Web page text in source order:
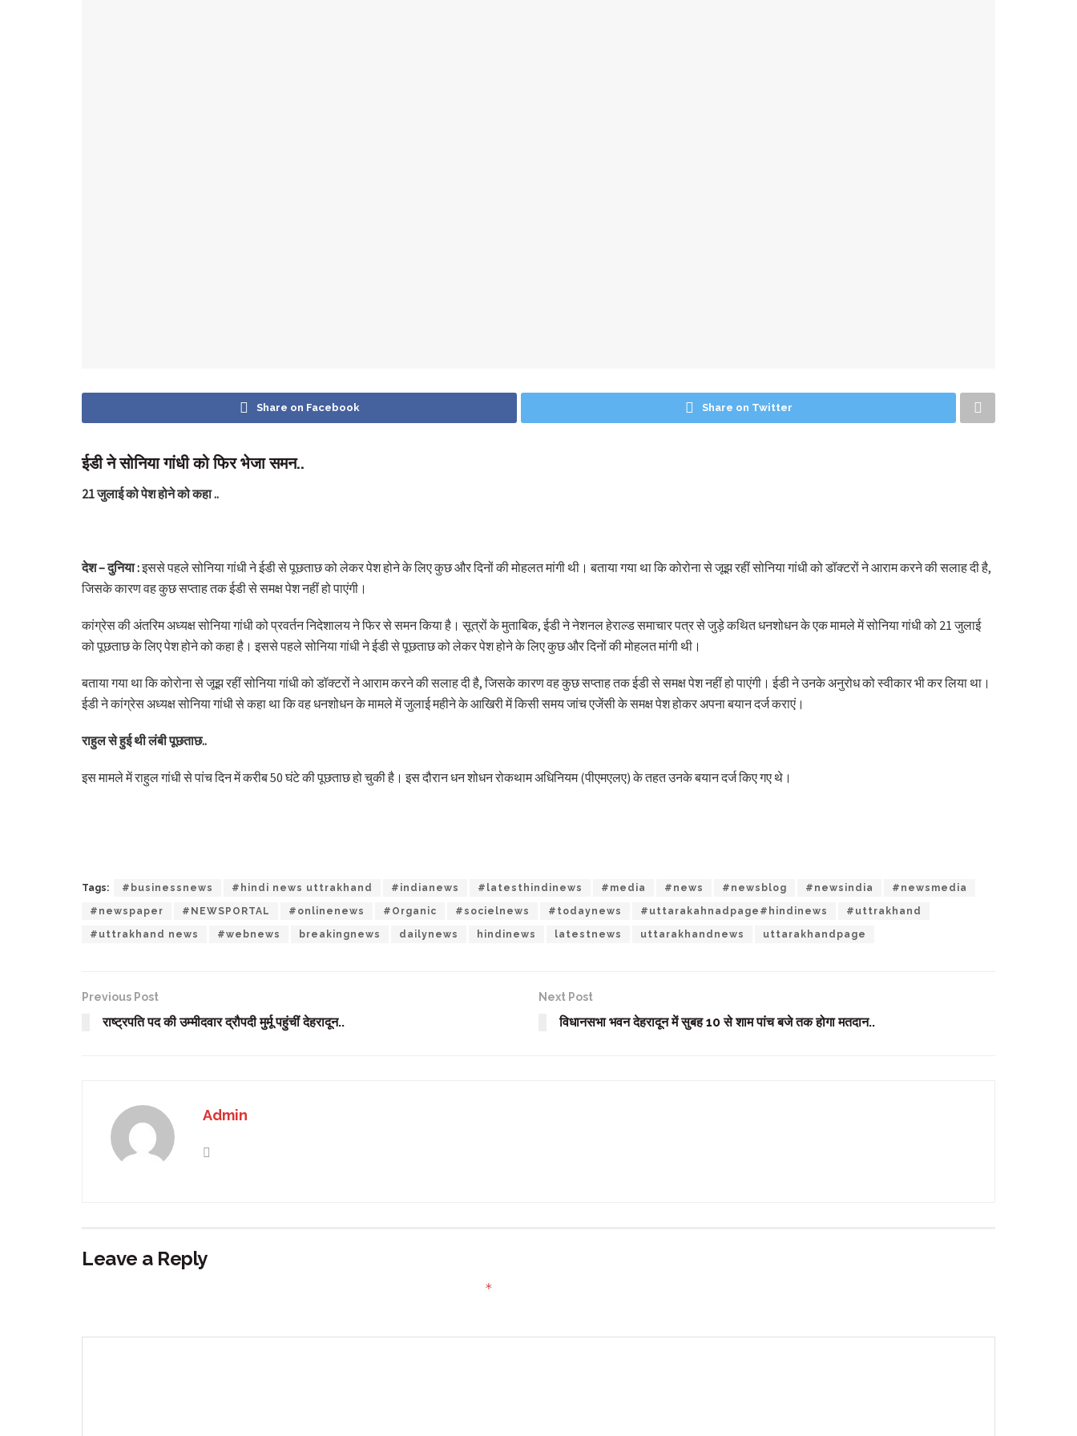
Share on Facebook Share on Twitter
ईडी ने सोनिया गांधी को फिर भेजा समन..
21 जुलाई को पेश होने को कहा ..
देश – दुनिया :इससे पहले सोनिया गांधी ने ईडी से पूछताछ को लेकर पेश होने के लिए कुछ और दिनों की मोहलत मांगी थी। बताया गया था कि कोरोना से जूझ रहीं सोनिया गांधी को डॉक्टरों ने आराम करने की सलाह दी है,
जिसके कारण वह कुछ सप्ताह तक ईडी से समक्ष पेश नहीं हो पाएंगी।
कांग्रेस की अंतरिम अध्यक्ष सोनिया गांधी को प्रवर्तन निदेशालय ने फिर से समन किया है। सूत्रों के मुताबिक, ईडी ने नेशनल हेराल्ड समाचार पत्र से जुड़े कथित धनशोधन के एक मामले में सोनिया गांधी को 21 जुलाई
को पूछताछ के लिए पेश होने को कहा है। इससे पहले सोनिया गांधी ने ईडी से पूछताछ को लेकर पेश होने के लिए कुछ और दिनों की मोहलत मांगी थी।
बताया गया था कि कोरोना से जूझ रहीं सोनिया गांधी को डॉक्टरों ने आराम करने की सलाह दी है, जिसके कारण वह कुछ सप्ताह तक ईडी से समक्ष पेश नहीं हो पाएंगी। ईडी ने उनके अनुरोध को स्वीकार भी कर लिया था।
ईडी ने कांग्रेस अध्यक्ष सोनिया गांधी से कहा था कि वह धनशोधन के मामले में जुलाई महीने के आखिरी में किसी समय जांच एजेंसी के समक्ष पेश होकर अपना बयान दर्ज कराएं।
राहुल से हुई थी लंबी पूछताछ..
इस मामले में राहुल गांधी से पांच दिन में करीब 50 घंटे की पूछताछ हो चुकी है। इस दौरान धन शोधन रोकथाम अधिनियम (पीएमएलए) के तहत उनके बयान दर्ज किए गए थे।
Tags: #businessnews #hindi news uttrakhand #indianews #latesthindinews #media #news #newsblog #newsindia #newsmedia
#newspaper #NEWSPORTAL #onlinenews #Organic #socielnews #todaynews #uttarakahnadpage#hindinews #uttrakhand
#uttrakhand news #webnews breakingnews dailynews hindinews latestnews uttarakhandnews uttarakhandpage
Previous Post
राष्ट्रपति पद की उम्मीदवार द्रौपदी मुर्मू पहुंचीं देहरादून..
Next Post
विधानसभा भवन देहरादून में सुबह 10 से शाम पांच बजे तक होगा मतदान..
Admin
Leave a Reply
*